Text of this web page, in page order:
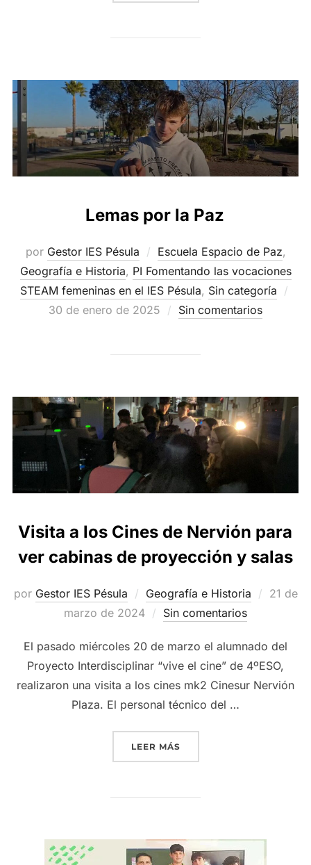
Lemas por la Paz
por Gestor IES Pésula Escuela Espacio de Paz,
Geografía e Historia, PI Fomentando las vocaciones
STEAM femeninas en el IES Pésula, Sin categoría
30 de enero de 2025 Sin comentarios
Visita a los Cines de Nervión para
ver cabinas de proyección y salas
por Gestor IES Pésula Geografía e Historia
21 de
marzo de 2024
Sin comentarios
El pasado miércoles 20 de marzo el alumnado del
Proyecto Interdisciplinar “vive el cine” de 4ºESO,
realizaron una visita a los cines mk2 Cinesur Nervión
Plaza. El personal técnico del …
LEER MÁS«VISITA A LOS CINES DE